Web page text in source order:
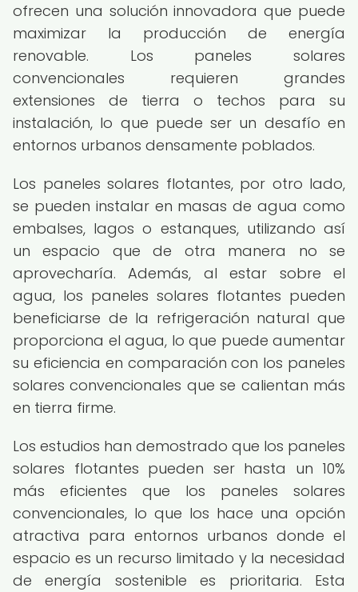
ofrecen una solución innovadora que puede
maximizar la producción de energía
renovable. Los paneles solares
convencionales requieren grandes
extensiones de tierra o techos para su
instalación, lo que puede ser un desafío en
entornos urbanos densamente poblados.
Los paneles solares flotantes, por otro lado,
se pueden instalar en masas de agua como
embalses, lagos o estanques, utilizando así
un espacio que de otra manera no se
aprovecharía. Además, al estar sobre el
agua, los paneles solares flotantes pueden
beneficiarse de la refrigeración natural que
proporciona el agua, lo que puede aumentar
su eficiencia en comparación con los paneles
solares convencionales que se calientan más
en tierra firme.
Los estudios han demostrado que los paneles
solares flotantes pueden ser hasta un 10%
más eficientes que los paneles solares
convencionales, lo que los hace una opción
atractiva para entornos urbanos donde el
espacio es un recurso limitado y la necesidad
de energía sostenible es prioritaria. Esta